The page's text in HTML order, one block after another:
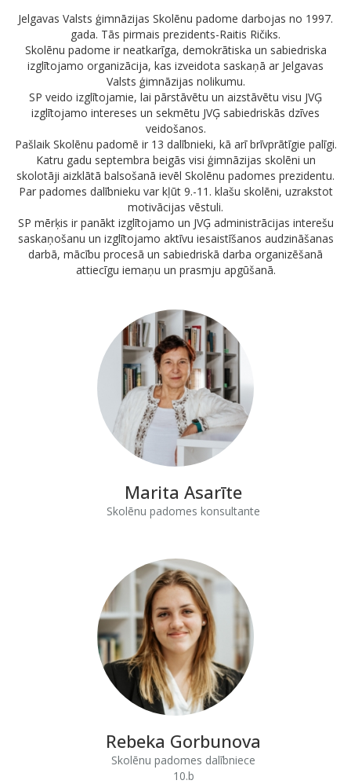
Jelgavas Valsts ģimnāzijas Skolēnu padome darbojas no 1997.
gada. Tās pirmais prezidents-Raitis Ričiks.
Skolēnu padome ir neatkarīga, demokrātiska un sabiedriska
izglītojamo organizācija, kas izveidota saskaņā ar Jelgavas
Valsts ģimnāzijas nolikumu.
SP veido izglītojamie, lai pārstāvētu un aizstāvētu visu JVĢ
izglītojamo intereses un sekmētu JVĢ sabiedriskās dzīves
veidošanos.
Pašlaik Skolēnu padomē ir 13 dalībnieki, kā arī brīvprātīgie palīgi.
Katru gadu septembra beigās visi ģimnāzijas skolēni un
skolotāji aizklātā balsošanā ievēl Skolēnu padomes prezidentu.
Par padomes dalībnieku var kļūt 9.-11. klašu skolēni, uzrakstot
motivācijas vēstuli.
SP mērķis ir panākt izglītojamo un JVĢ administrācijas interešu
saskaņošanu un izglītojamo aktīvu iesaistīšanos audzināšanas
darbā, mācību procesā un sabiedriskā darba organizēšanā
attiecīgu iemaņu un prasmju apgūšanā.
Marita Asarīte
Skolēnu padomes konsultante
Rebeka Gorbunova
Skolēnu padomes dalībniece
10.b